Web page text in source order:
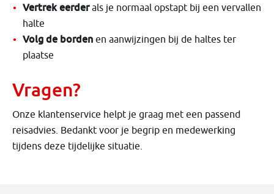
Vertrek eerderals je normaal opstapt bij een vervallen
halte
Volg de borden en aanwijzingen bij de haltes ter
plaatse
Vragen?
Onze klantenservice helpt je graag met een passend
reisadvies. Bedankt voor je begrip en medewerking
tijdens deze tijdelijke situatie.